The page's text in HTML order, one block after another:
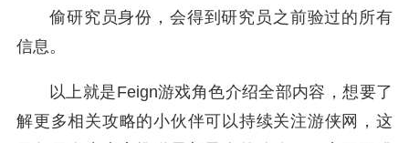
偷研究员身份，会得到研究员之前验过的所有
信息。
以上就是Feign游戏角色介绍全部内容，想要了
解更多相关攻略的小伙伴可以持续关注游侠网，这